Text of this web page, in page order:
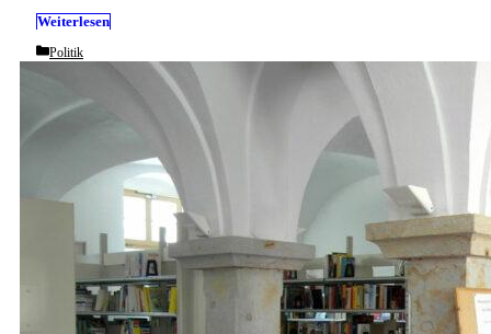
Weiterlesen
Categories
Politik